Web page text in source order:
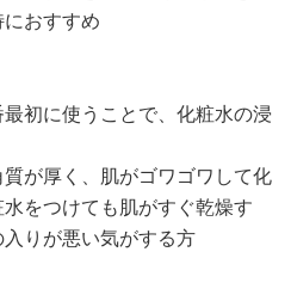
おすすめ
最初に使うことで、化粧水の浸
質が厚く、肌がゴワゴワして化
をつけても肌がすぐ乾燥す
りが悪い気がする方